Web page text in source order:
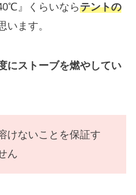
』くらいならテントの
います。
にストーブを燃やしてい
けないことを保証す
ん